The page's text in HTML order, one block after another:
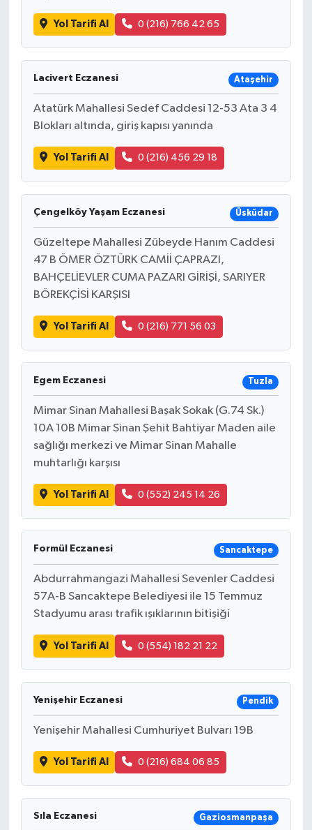
Yol Tarifi Al 0 (216) 766 42 65
Lacivert Eczanesi Ataşehir
Atatürk Mahallesi Sedef Caddesi 12-53 Ata 3 4
Blokları altında, giriş kapısı yanında
Yol Tarifi Al 0 (216) 456 29 18
Çengelköy Yaşam Eczanesi Üsküdar
Güzeltepe Mahallesi Zübeyde Hanım Caddesi
47 B ÖMER ÖZTÜRK CAMİİ ÇAPRAZI,
BAHÇELİEVLER CUMA PAZARI GİRİŞİ, SARIYER
BÖREKÇİSİ KARŞISI
Yol Tarifi Al 0 (216) 771 56 03
Egem Eczanesi Tuzla
Mimar Sinan Mahallesi Başak Sokak (G.74 Sk.)
10A 10B Mimar Sinan Şehit Bahtiyar Maden aile
sağlığı merkezi ve Mimar Sinan Mahalle
muhtarlığı karşısı
Yol Tarifi Al 0 (552) 245 14 26
Formül Eczanesi Sancaktepe
Abdurrahmangazi Mahallesi Sevenler Caddesi
57A-B Sancaktepe Belediyesi ile 15 Temmuz
Stadyumu arası trafik ışıklarının bitişiği
Yol Tarifi Al 0 (554) 182 21 22
Yenişehir Eczanesi Pendik
Yenişehir Mahallesi Cumhuriyet Bulvarı 19B
Yol Tarifi Al 0 (216) 684 06 85
Sıla Eczanesi Gaziosmanpaşa